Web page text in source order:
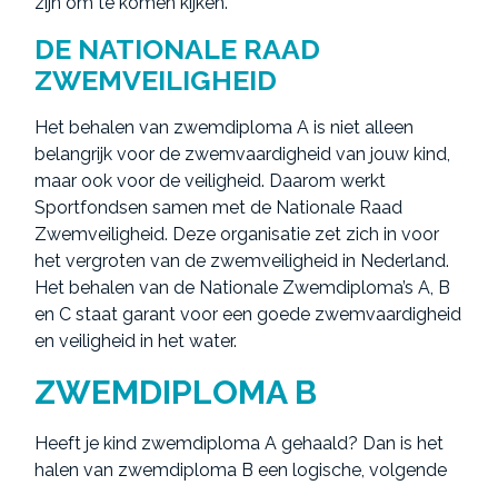
DE NATIONALE RAAD
ZWEMVEILIGHEID
Het behalen van zwemdiploma A is niet alleen
belangrijk voor de zwemvaardigheid van jouw kind,
maar ook voor de veiligheid. Daarom werkt
Sportfondsen samen met de Nationale Raad
Zwemveiligheid. Deze organisatie zet zich in voor
het vergroten van de zwemveiligheid in Nederland.
Het behalen van de Nationale Zwemdiploma’s A, B
en C staat garant voor een goede zwemvaardigheid
en veiligheid in het water.
ZWEMDIPLOMA B
Heeft je kind zwemdiploma A gehaald? Dan is het
halen van zwemdiploma B een logische, volgende